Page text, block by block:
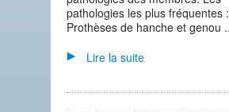
pathologies les plus fréquentes
Prothèses de hanche et genou
Lire la suite